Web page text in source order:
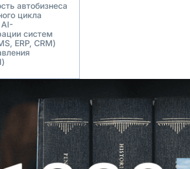
автобизнеса
цикла
систем
ERP, CRM)